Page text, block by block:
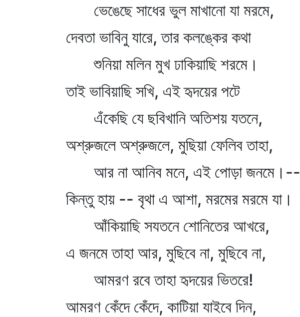
ভেঙেছে সাধের ভুল মাখানো যা মরমে,
দেবতা ভাবিনু যারে, তার কলঙ্কের কথা
শুনিয়া মলিন মুখ ঢাকিয়াছি শরমে।
তাই ভাবিয়াছি সখি, এই হৃদয়ের পটে
এঁকেছি যে ছবিখানি অতিশয় যতনে,
অশ্রুজলে অশ্রুজলে, মুছিয়া ফেলিব তাহা,
আর না আনিব মনে, এই পোড়া জনমে।--
কিন্তু হায় -- বৃথা এ আশা, মরমের মরমে যা।
আঁকিয়াছি সযতনে শোনিতের আখরে,
এ জনমে তাহা আর, মুছিবে না, মুছিবে না,
আমরণ রবে তাহা হৃদয়ের ভিতরে!
আমরণ কেঁদে কেঁদে, কাটিয়া যাইবে দিন,